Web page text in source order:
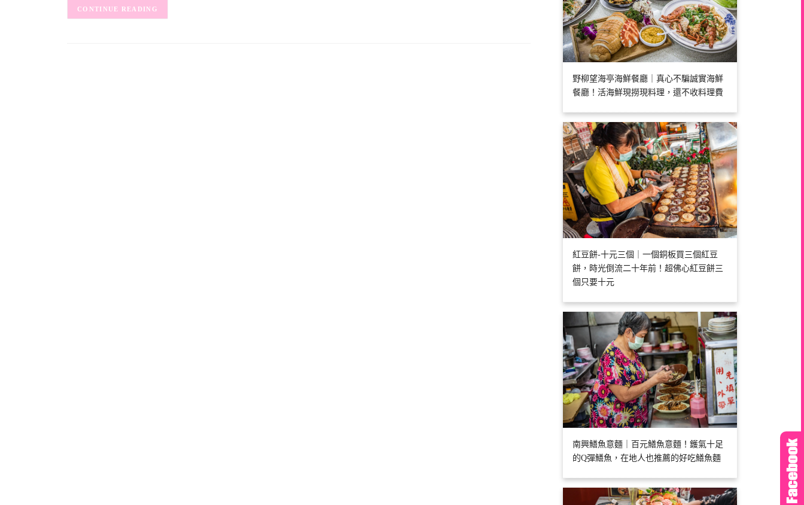
CONTINUE READING
野柳望海亭海鮮餐廳｜真心不騙誠實海鮮
餐廳！活海鮮現撈現料理，還不收料理費
紅豆餅-十元三個｜一個銅板買三個紅豆
餅，時光倒流二十年前！超佛心紅豆餅三
個只要十元
南興鱔魚意麵｜百元鱔魚意麵！鑊氣十足
的Q彈鱔魚，在地人也推薦的好吃鱔魚麵